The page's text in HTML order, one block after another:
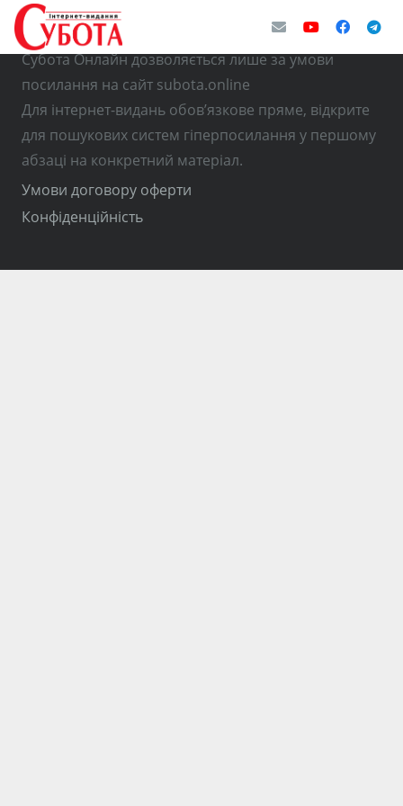
© Використання матеріалів з інтернет-видання
Субота Онлайн дозволяється лише за умови
посилання на сайт subota.online
Для інтернет-видань обов’язкове пряме, відкрите
для пошукових систем гіперпосилання у першому
абзаці на конкретний матеріал.
Умови договору оферти
Конфіденційність